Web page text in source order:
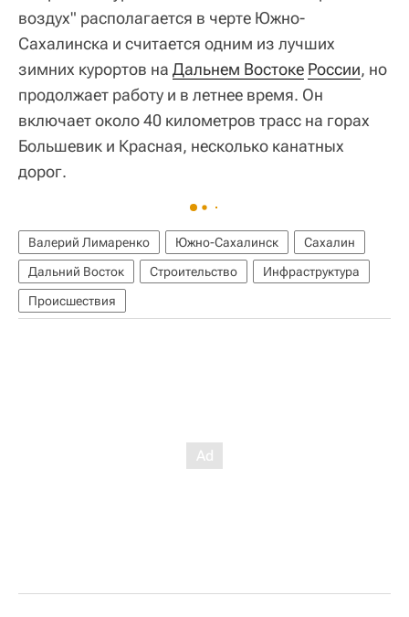
воздух" располагается в черте Южно-
Сахалинска и считается одним из лучших
зимних курортов на Дальнем Востоке России, но
продолжает работу и в летнее время. Он
включает около 40 километров трасс на горах
Большевик и Красная, несколько канатных
дорог.
Валерий Лимаренко Южно-Сахалинск
Сахалин
Дальний Восток
Строительство
Инфраструктура
Происшествия